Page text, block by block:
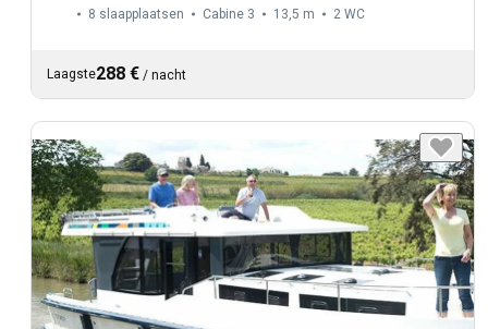
8 slaapplaatsen Cabine 3 13,5 m 2 WC
Laagste288 € / nacht